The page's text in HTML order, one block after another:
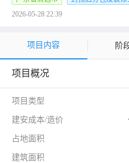
2026-05-28 22:39
项目内容 阶
项目概况
项目类型
建安成本/造价
占地面积
建筑面积